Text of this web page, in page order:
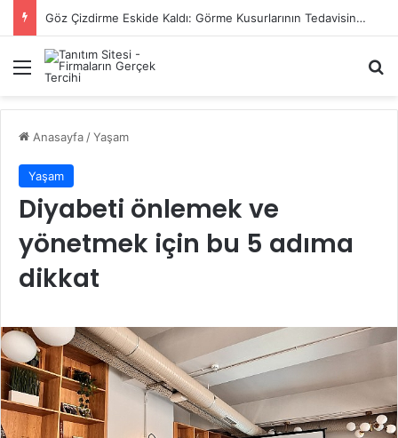
Başiskele Acil Çilingir Hizmeti İçin Doğru Adres Neresi?
Menü
Anasayfa /Yaşam
Yaşam
Diyabeti önlemek ve
yönetmek için bu 5 adıma
dikkat